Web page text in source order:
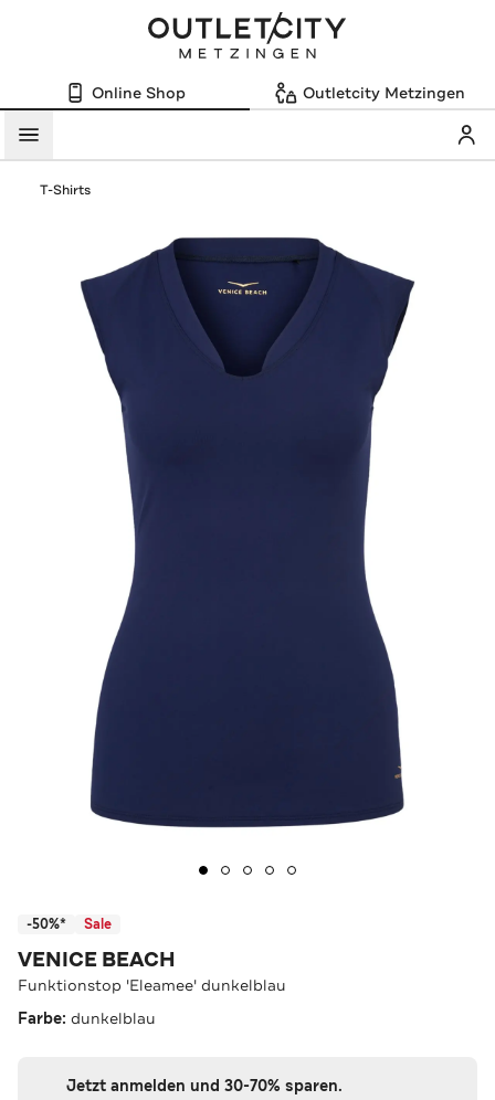
Online Shop Outletcity Metzingen
Menü
T-Shirts
-50%* Sale
VENICE BEACH
Funktionstop 'Eleamee' dunkelblau
Farbe: dunkelblau
Jetzt anmelden und 30-70% sparen.